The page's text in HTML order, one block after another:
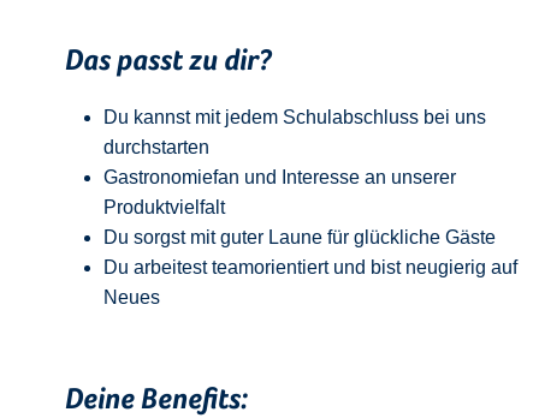
Das passt zu dir?
Du kannst mit jedem Schulabschluss bei uns
durchstarten
Gastronomiefan und
Interesse an unserer
Produktvielfalt
Du sorgst mit guter Laune für glückliche Gäste
Du arbeitest teamorientiert und bist neugierig auf
Neues
Deine Benefits: